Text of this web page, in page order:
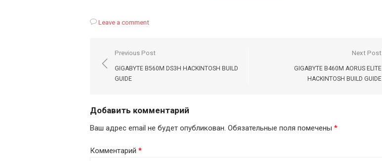
Leave a comment
Навигация
по
записям
Previous Post
GIGABYTE B560M DS3H HACKINTOSH BUILD
GUIDE
Next Post
GIGABYTE B460M AORUS ELITE
HACKINTOSH BUILD GUIDE
Добавить комментарий
Ваш адрес email не будет опубликован. Обязательные поля помечены *
Комментарий *